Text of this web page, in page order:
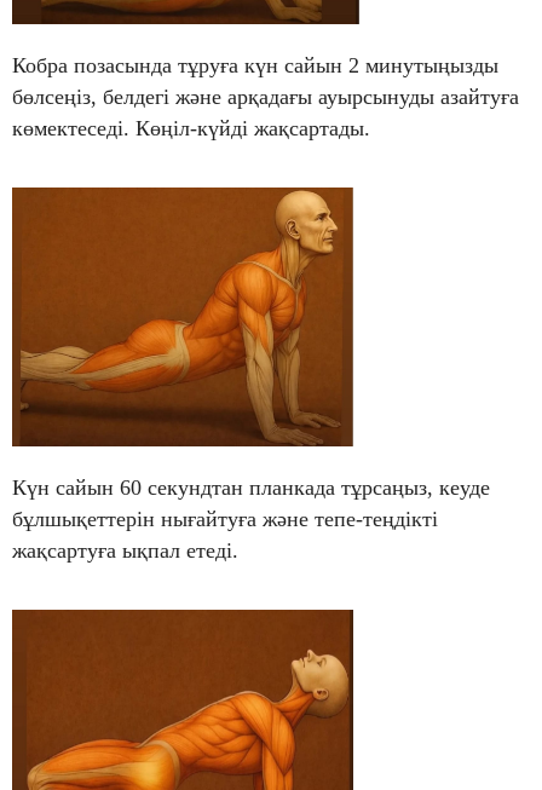
Кобра позасында тұруға күн сайын 2 минутыңызды
бөлсеңіз, белдегі және арқадағы ауырсынуды азайтуға
көмектеседі. Көңіл-күйді жақсартады.
Күн сайын 60 секундтан планкада тұрсаңыз, кеуде
бұлшықеттерін нығайтуға және тепе-теңдікті
жақсартуға ықпал етеді.